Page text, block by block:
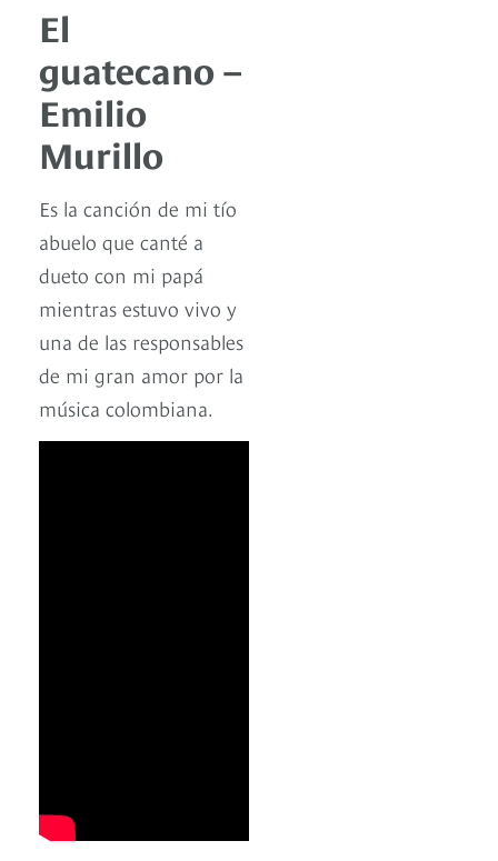
El
guatecano –
Emilio
Murillo
Es la canción de mi tío
abuelo que canté a
dueto con mi papá
mientras estuvo vivo y
una de las responsables
de mi gran amor por la
música colombiana.